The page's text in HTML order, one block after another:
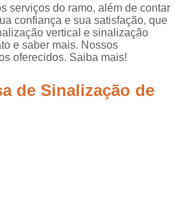
Placas de Sinalização de
Placas de Sinalização de
Placas de Sinalização
Placas de
Placas de Sinalização de
Placas de Sinalização
serviços do ramo, além de contar
confiança e sua satisfação, que
vertical e sinalização
e saber mais. Nossos
oferecidos. Saiba mais!
de Sinalização de